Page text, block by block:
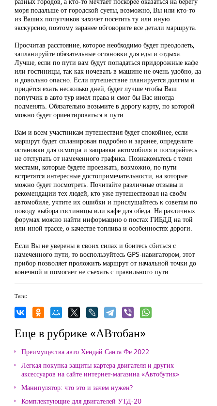
моря подальше от городской суеты, возможно, Вы или кто-то
из Ваших попутчиков захочет посетить ту или иную
экскурсию, поэтому заранее обговорите все детали маршрута.
Просчитав расстояние, которое необходимо будет преодолеть,
запланируйте обязательные остановки для еды и отдыха.
Лучше, если по пути вам будут попадаться придорожные кафе
или гостиницы, так как ночевать в машине не очень удобно, да
и довольно опасно. Если путешествие планируется долгим и
придётся ехать несколько дней, будет лучше чтобы Ваш
попутчик в авто тур имел права и смог бы Вас иногда
подменять. Обязательно возьмите в дорогу карту, по которой
можно будет ориентироваться в пути.
Вам и всем участникам путешествия будет спокойнее, если
маршрут будет спланирован подробно и заранее, определите
остановки для осмотра и заправки автомобиля и постарайтесь
не отступать от намеченного графика. Познакомьтесь с теми
местами, которые будете проезжать, возможно, по пути
встретятся интересные достопримечательности, на которые
можно будет посмотреть. Почитайте различные отзывы и
рекомендации тех людей, кто уже путешествовал на своём
автомобиле, учтите их ошибки и прислушайтесь к советам по
поводу выбора гостиницы или кафе для обеда. На различных
форумах можно найти информацию о постах ГИБДД на той
или иной трассе, о качестве топлива и особенностях дороги.
Если Вы не уверены в своих силах и боитесь сбиться с
намеченного пути, то воспользуйтесь GPS-навигатором, этот
прибор позволяет проложить маршрут от начальной точки до
конечной и помогает не съехать с правильного пути.
Теги:
Еще в рубрике «АВтобан»
Преимущества авто Хендай Санта Фе 2022
Легкая покупка защиты картера двигателя и других
аксессуаров на сайте интернет-магазина «Автобутик»
Манипулятор: что это и зачем нужен?
Комплектующие для двигателей УТД-20